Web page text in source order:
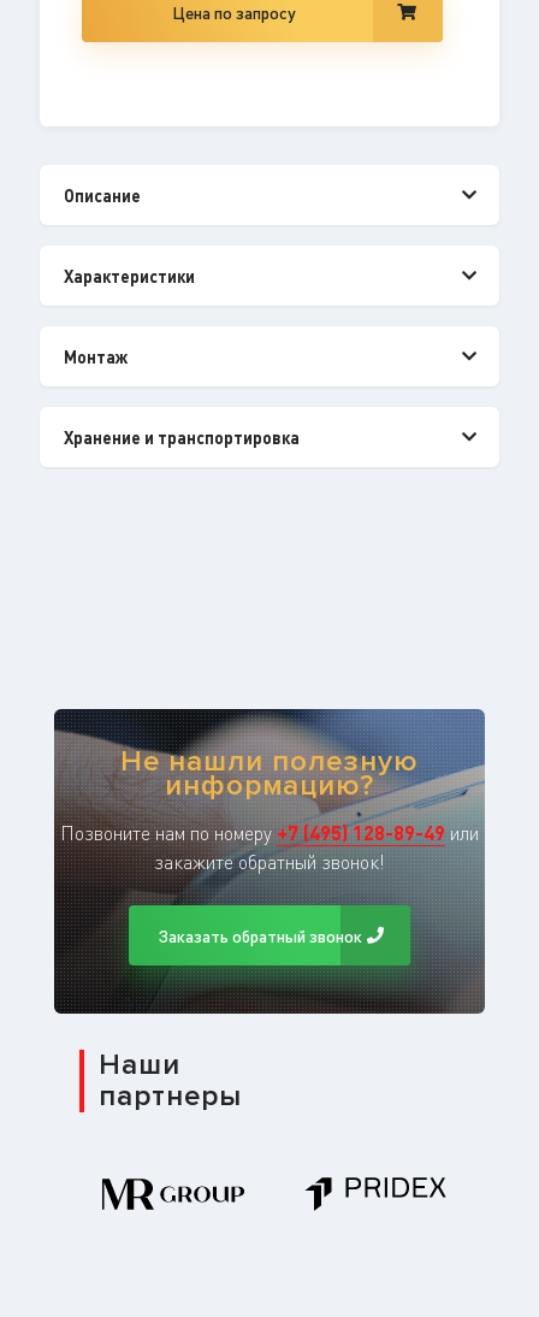
Цена по запросу
Описание
Характеристики
Монтаж
Хранение и транспортировка
Не нашли полезную
информацию?
Позвоните нам по номеру+7(495)128-89-49 или
закажите обратный звонок!
Заказать обратный звонок
Наши
партнеры